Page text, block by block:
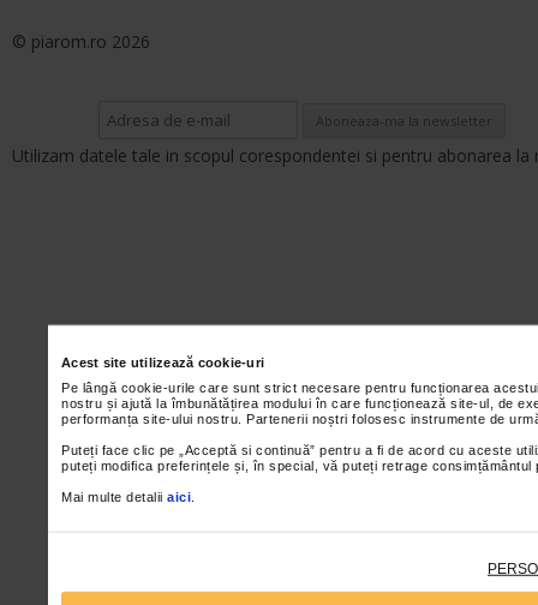
Acest site utilizează cookie-uri
Pe lângă cookie-urile care sunt strict necesare pentru funcționarea
nostru și ajută la îmbunătățirea modului în care funcționează site-ul, de
performanța site-ului nostru. Partenerii noștri folosesc instrumente de
Puteți face clic pe „Acceptă si continuă” pentru a fi de acord cu aceste
puteți modifica preferințele și, în special, vă puteți retrage
Mai multe detalii aici
© piarom.ro 2026
Utilizam datele tale in scopul corespondentei si pentru abonarea